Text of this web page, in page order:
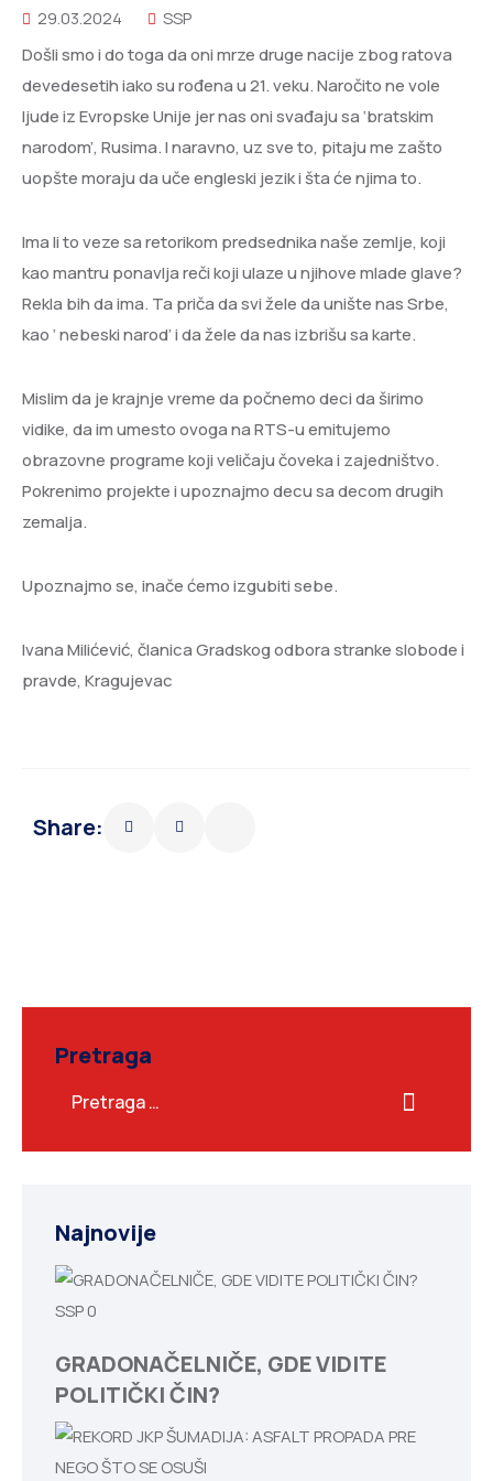
29.03.2024
SSP
Došli smo i do toga da oni mrze druge nacije zbog ratova
devedesetih iako su rođena u 21. veku. Naročito ne vole
ljude iz Evropske Unije jer nas oni svađaju sa ‘bratskim
narodom’, Rusima. I naravno, uz sve to, pitaju me zašto
uopšte moraju da uče engleski jezik i šta će njima to.
Ima li to veze sa retorikom predsednika naše zemlje, koji
kao mantru ponavlja reči koji ulaze u njihove mlade glave?
Rekla bih da ima. Ta priča da svi žele da unište nas Srbe,
kao ‘ nebeski narod’ i da žele da nas izbrišu sa karte.
Mislim da je krajnje vreme da počnemo deci da širimo
vidike, da im umesto ovoga na RTS-u emitujemo
obrazovne programe koji veličaju čoveka i zajedništvo.
Pokrenimo projekte i upoznajmo decu sa decom drugih
zemalja.
Upoznajmo se, inače ćemo izgubiti sebe.
Ivana Milićević, članica Gradskog odbora stranke slobode i
pravde, Kragujevac
Share:
Pretraga
Najnovije
SSP0
GRADONAČELNIČE, GDE VIDITE
POLITIČKI ČIN?